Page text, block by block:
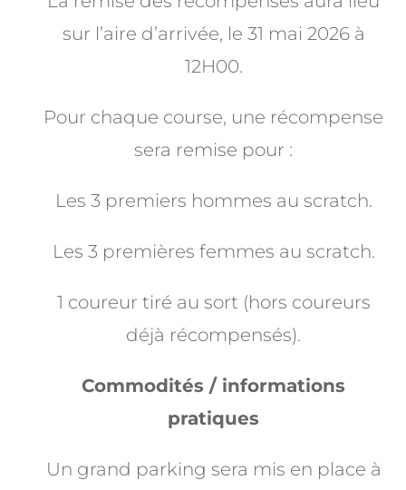
sur l’aire d’arrivée, le 31 mai 2026 à
12H00.
Pour chaque course, une récompense
sera remise pour :
Les 3 premiers hommes au scratch.
Les 3 premières femmes au scratch.
1 coureur tiré au sort (hors coureurs
déjà récompensés).
Commodités / informations
pratiques
Un grand parking sera mis en place à